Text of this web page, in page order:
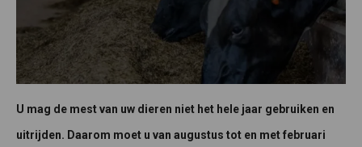
U mag de mest van uw dieren niet het hele jaar gebruiken en
uitrijden. Daarom moet u van augustus tot en met februari